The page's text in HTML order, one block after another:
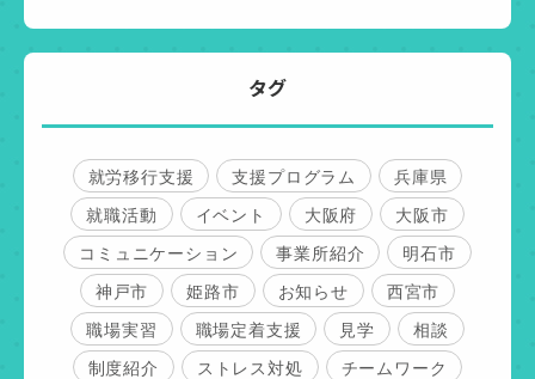
タグ
就労移行支援 支援プログラム
兵庫県
就職活動
イベント 大阪府
大阪市
コミュニケーション
事業所紹介
明石市
神戸市
姫路市 お知らせ
西宮市
職場実習
職場定着支援 見学
相談
制度紹介
ストレス対処
チームワーク